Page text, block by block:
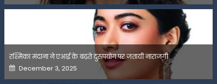
रश्मिका मंदाना ने एआई के बढ़ते दुरुपयोग पर जतायी नाराजगी
Posted
on
December 3, 2025